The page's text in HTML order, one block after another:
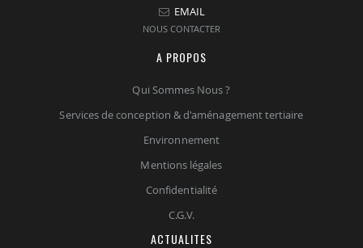
EMAIL
NOUS CONTACTER
A PROPOS
Qui Sommes Nous ?
Services de conception & d'aménagement tertiaire
Environnement
Mentions légales
Confidentialité
C.G.V.
ACTUALITES